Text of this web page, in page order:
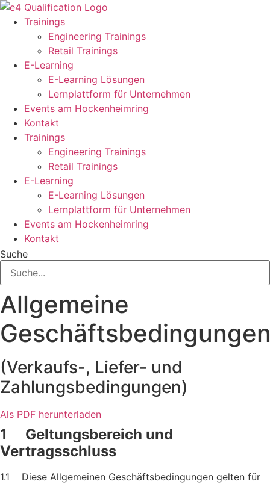
Zum
Inhalt
springen
Trainings
Engineering Trainings
Retail Trainings
E-Learning
E-Learning Lösungen
Lernplattform für Unternehmen
Events am Hockenheimring
Kontakt
Trainings
Engineering Trainings
Retail Trainings
E-Learning
E-Learning Lösungen
Lernplattform für Unternehmen
Events am Hockenheimring
Kontakt
Suche
Allgemeine
(Verkaufs-, Liefer- und
Zahlungsbedingungen)
Als PDF herunterladen
1 Geltungsbereich und
Vertragsschluss
1.1 Diese Allgemeinen Geschäftsbedingungen gelten für